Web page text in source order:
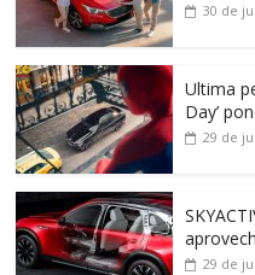
30 de
Ultima
Day’
29 de
29 de